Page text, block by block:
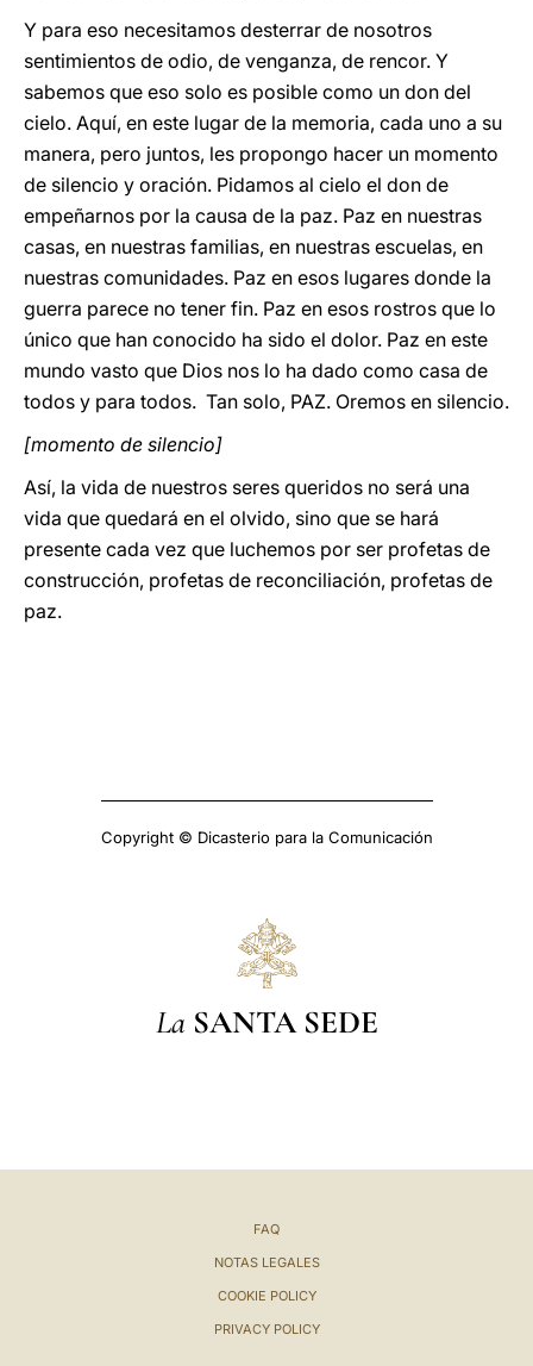
Y para eso necesitamos desterrar de nosotros
sentimientos de odio, de venganza, de rencor. Y
sabemos que eso solo es posible como un don del
cielo. Aquí, en este lugar de la memoria, cada uno a su
manera, pero juntos, les propongo hacer un momento
de silencio y oración. Pidamos al cielo el don de
empeñarnos por la causa de la paz. Paz en nuestras
casas, en nuestras familias, en nuestras escuelas, en
nuestras comunidades. Paz en esos lugares donde la
guerra parece no tener fin. Paz en esos rostros que lo
único que han conocido ha sido el dolor. Paz en este
mundo vasto que Dios nos lo ha dado como casa de
todos y para todos. Tan solo, PAZ. Oremos en silencio.
[momento de silencio]
Así, la vida de nuestros seres queridos no será una
vida que quedará en el olvido, sino que se hará
presente cada vez que luchemos por ser profetas de
construcción, profetas de reconciliación, profetas de
paz.
Copyright © Dicasterio para la Comunicación
La SANTA SEDE
FAQ
NOTAS LEGALES
COOKIE POLICY
PRIVACY POLICY